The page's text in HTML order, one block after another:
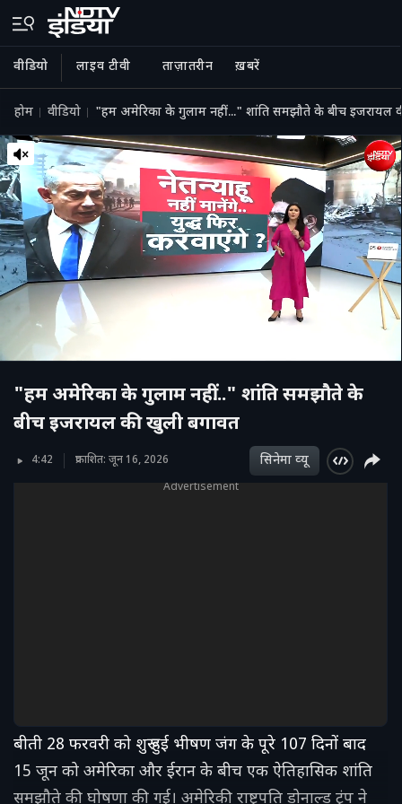
वीडियो लाइव टीवी ताज़ातरीन ख़बरें
होम वीडियो "हम अमेरिका के गुलाम नहीं..." शांति समझौते के बीच इजरायल
"हम अमेरिका के गुलाम नहीं..." शांति समझौते के
बीच इजरायल की खुली बगावत
4:42 प्रकाशित: जून 16, 2026 सिनेमा व्‍यू
Advertisement
बीती 28 फरवरी को शुरू हुई भीषण जंग के पूरे 107 दिनों बाद
15 जून को अमेरिका और ईरान के बीच एक ऐतिहासिक शांति
समझौते की घोषणा की गई। अमेरिकी राष्ट्रपति डोनाल्ड ट्रंप ने